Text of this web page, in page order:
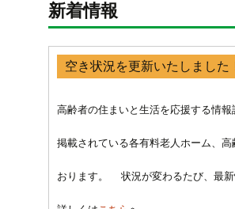
新着情報
空き状況を更新いたしました
高齢者の住まいと生活を応援する情
掲載されている各有料老人ホーム、
おります。 状況が変わるたび、最新